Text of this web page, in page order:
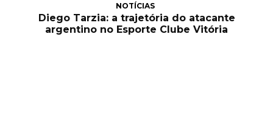
NOTÍCIAS
Diego Tarzia: a trajetória do atacante
argentino no Esporte Clube Vitória